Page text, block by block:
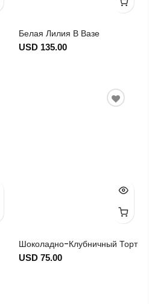
Белая Лилия В Вазе
USD 135.00
Шоколадно-Клубничный Торт
USD 75.00